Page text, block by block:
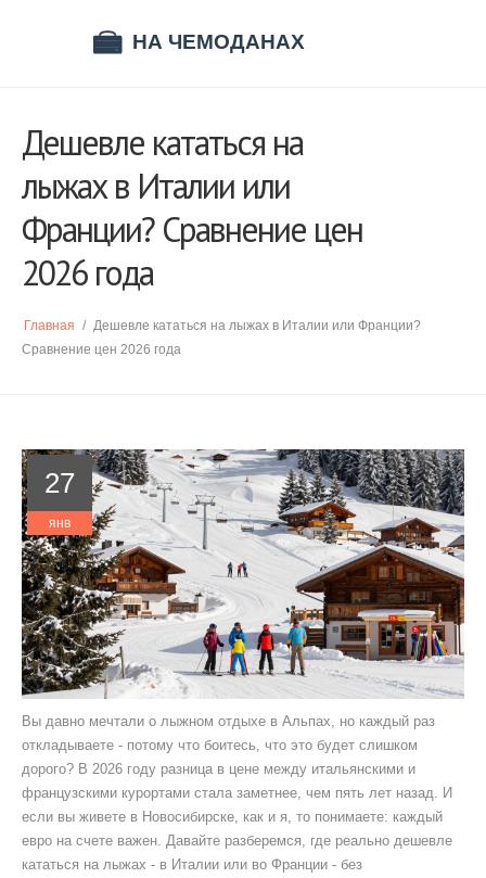
Дешевле кататься на
лыжах в Италии или
Франции? Сравнение цен
2026 года
Главная / Дешевле кататься на лыжах в Италии или Франции?
Сравнение цен 2026 года
27
янв
Вы давно мечтали о лыжном отдыхе в Альпах, но каждый раз
откладываете - потому что боитесь, что это будет слишком
дорого? В 2026 году разница в цене между итальянскими и
французскими курортами стала заметнее, чем пять лет назад. И
если вы живете в Новосибирске, как и я, то понимаете: каждый
евро на счете важен. Давайте разберемся, где реально дешевле
кататься на лыжах - в Италии или во Франции - без